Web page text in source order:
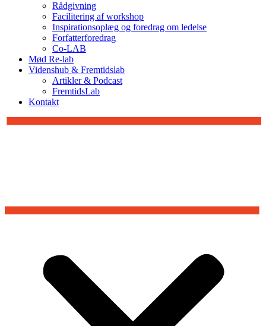
Rådgivning
Facilitering af workshop
Inspirationsoplæg og foredrag om ledelse
Forfatterforedrag
Co-LAB
Mød Re-lab
Videnshub & Fremtidslab
Artikler & Podcast
FremtidsLab
Kontakt